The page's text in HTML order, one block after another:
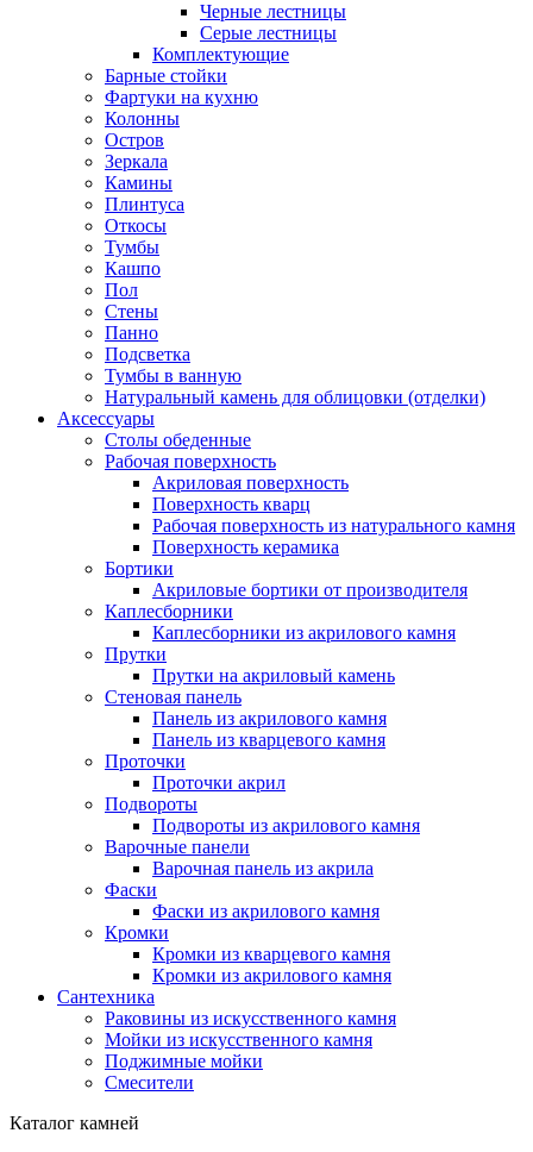
Черные лестницы
Серые лестницы
Комплектующие
Барные стойки
Фартуки на кухню
Колонны
Остров
Зеркала
Камины
Плинтуса
Откосы
Тумбы
Кашпо
Пол
Стены
Панно
Подсветка
Тумбы в ванную
Натуральный камень для облицовки (отделки)
Аксессуары
Столы обеденные
Рабочая поверхность
Акриловая поверхность
Поверхность кварц
Рабочая поверхность из натурального камня
Поверхность керамика
Бортики
Акриловые бортики от производителя
Каплесборники
Каплесборники из акрилового камня
Прутки
Прутки на акриловый камень
Стеновая панель
Панель из акрилового камня
Панель из кварцевого камня
Проточки
Проточки акрил
Подвороты
Подвороты из акрилового камня
Варочные панели
Варочная панель из акрила
Фаски
Фаски из акрилового камня
Кромки
Кромки из кварцевого камня
Кромки из акрилового камня
Сантехника
Раковины из искусственного камня
Мойки из искусственного камня
Поджимные мойки
Смесители
Каталог камней